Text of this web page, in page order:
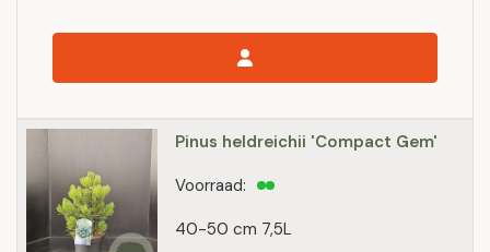
Pinus heldreichii 'Compact Gem'
40-50 cm 7,5L
Voorraad: